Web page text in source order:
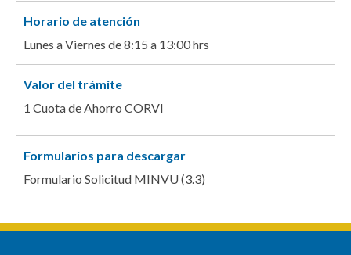
Horario de atención
Lunes a Viernes de 8:15 a 13:00 hrs
Valor del trámite
1 Cuota de Ahorro CORVI
Formularios para descargar
Formulario Solicitud MINVU (3.3)